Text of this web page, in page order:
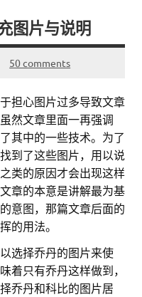
图片与说明
50 comments
担心图片过多导致文章
然文章里面一再强调
其中的一些技术。为了
到了这些图片，用以说
类的原因才会出现这样
章的本意是讲解最为基
意图，那篇文章后面的
的用法。
选择乔丹的图片来使
着只有乔丹这样做到，
乔丹和科比的图片居